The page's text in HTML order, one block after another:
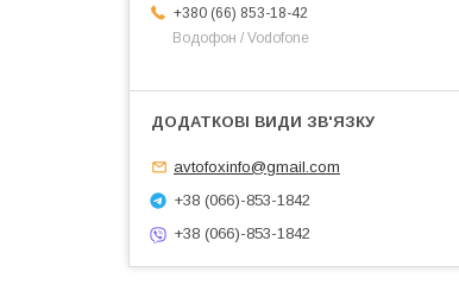
+380 (66) 853-18-42
Водофон / Vodofone
avtofoxinfo@gmail.com
+38 (066)-853-1842
+38 (066)-853-1842